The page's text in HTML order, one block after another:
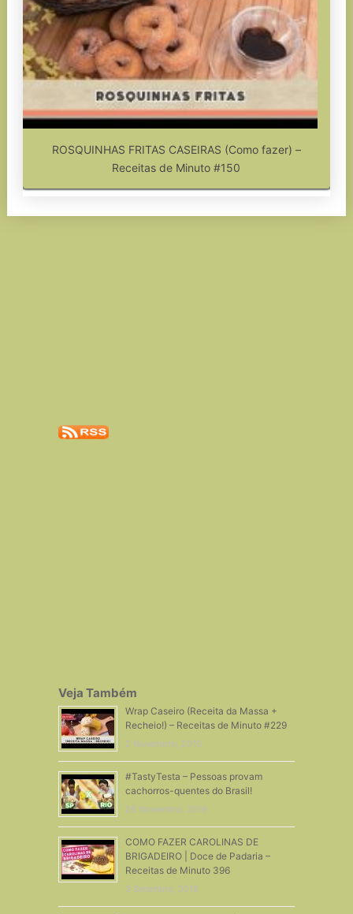
ROSQUINHAS FRITAS CASEIRAS (Como fazer) –
Receitas de Minuto #150
Veja Também
Wrap Caseiro (Receita da Massa +
Recheio!) – Receitas de Minuto #229
2 Novembro, 2015
#TastyTesta – Pessoas provam
cachorros-quentes do Brasil!
26 Novembro, 2019
COMO FAZER CAROLINAS DE
BRIGADEIRO | Doce de Padaria –
Receitas de Minuto 396
3 Setembro, 2018